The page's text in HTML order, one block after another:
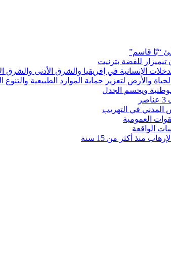
“بّا قاسم”
للفضة بتزنيت
والأرض لتعزيز حماية الموارد الطبيعية والتنوع
ويحسم الجدل
في التهريب
العمومية
الواقعة
منذ أكثر من 15 سنة